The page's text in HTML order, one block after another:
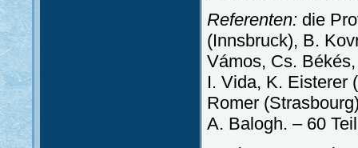
Referenten: die
(Innsbruck), B.
Vámos, Cs.
I. Vida, K. Eisterer
Romer
A. Balogh. – 60